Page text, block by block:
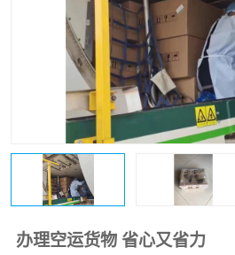
办理空运货物 省心又省力